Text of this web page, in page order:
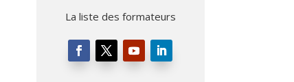
La liste des formateurs